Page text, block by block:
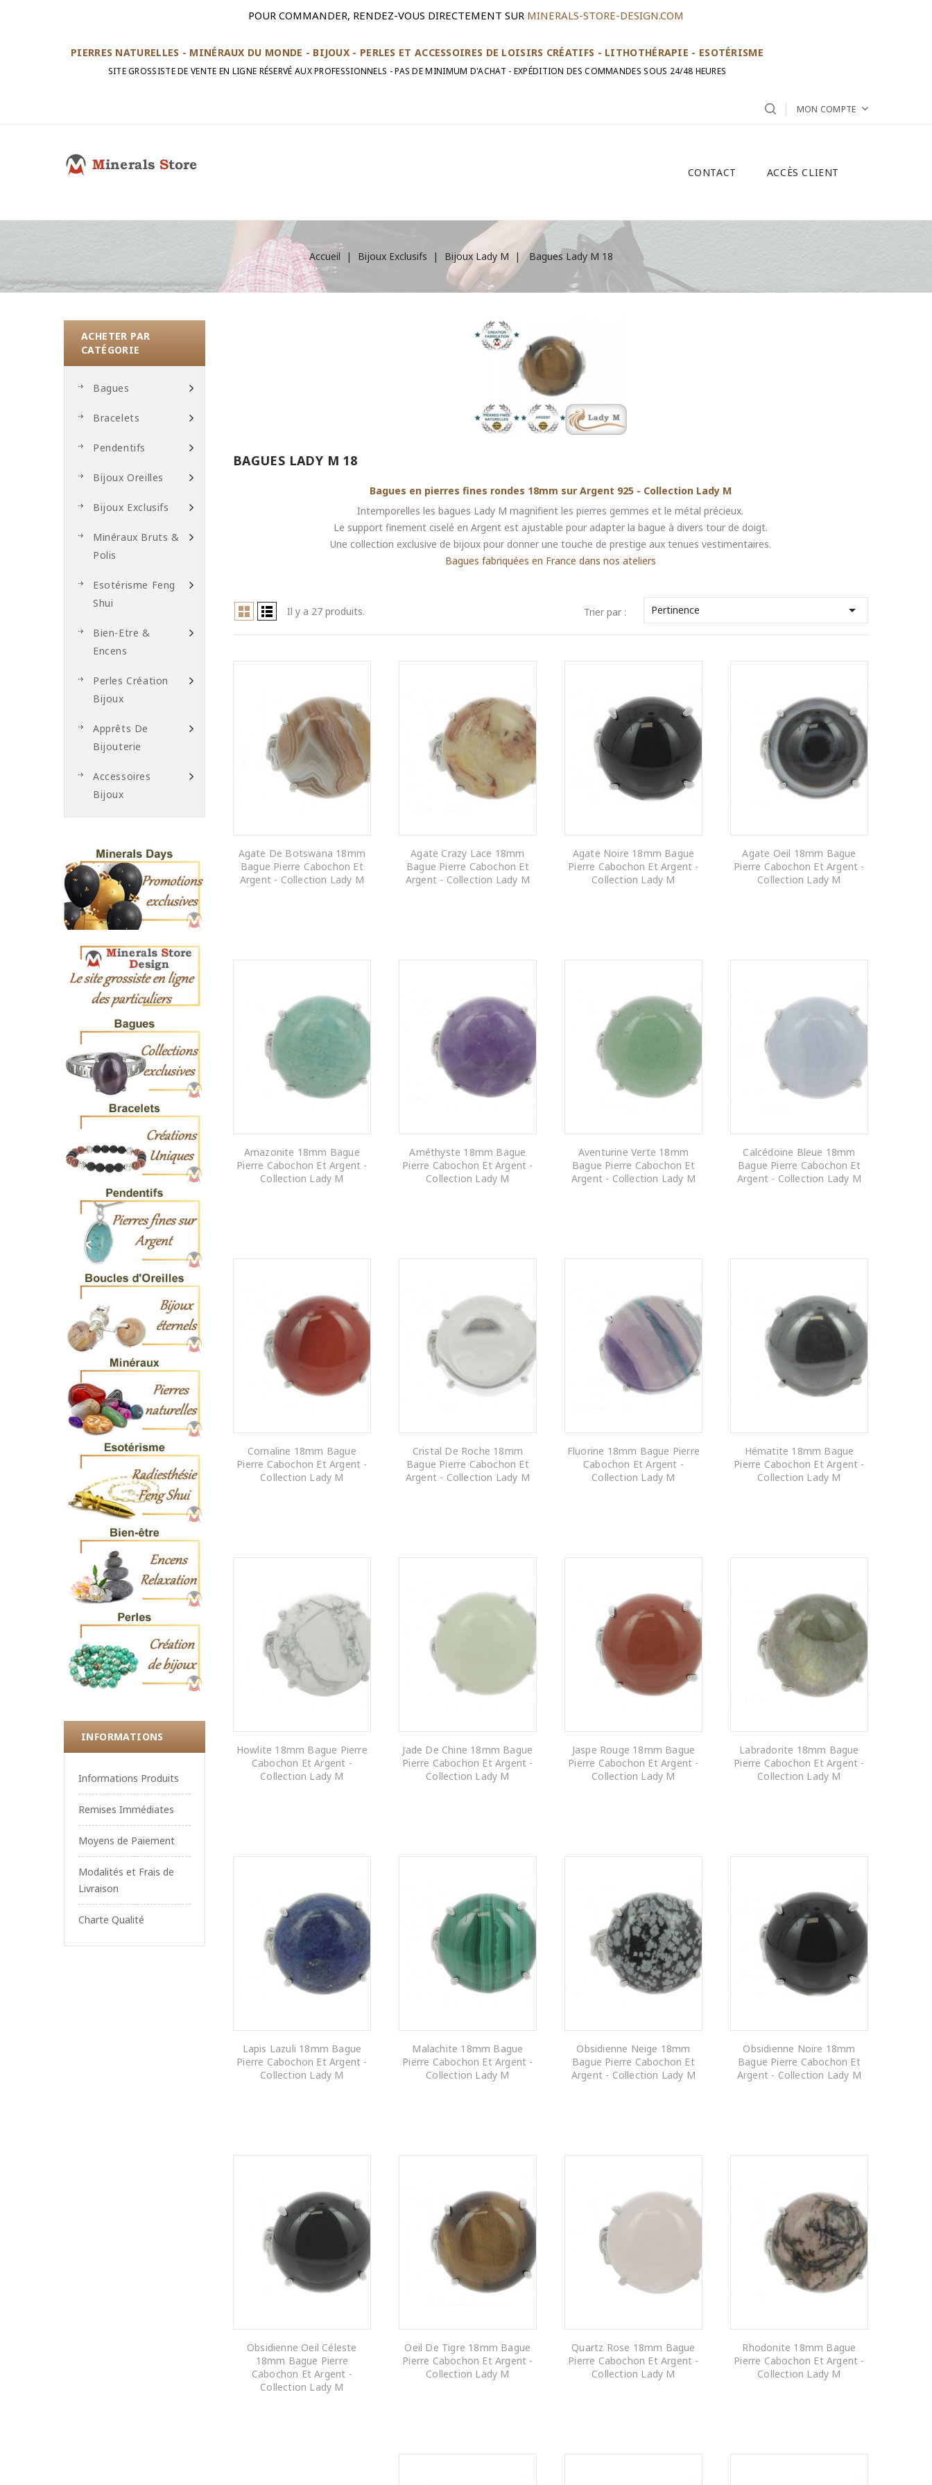
POUR COMMANDER, RENDEZ-VOUS DIRECTEMENT SUR MINERALS-STORE-DESIGN.COM
PIERRES NATURELLES - MINÉRAUX DU MONDE - BIJOUX - PERLES ET ACCESSOIRES DE LOISIRS CRÉATIFS - LITHOTHÉRAPIE - ESOTÉRISME
SITE GROSSISTE DE VENTE EN LIGNE RÉSERVÉ AUX PROFESSIONNELS - PAS DE MINIMUM D'ACHAT - EXPÉDITION DES COMMANDES SOUS 24/48 HEURES
MON COMPTE
CONTACT ACCÈS CLIENT
Accueil Bijoux Exclusifs Bijoux Lady M Bagues Lady M 18
ACHETER PAR
CATÉGORIE
Bagues
Bracelets
Pendentifs
Bijoux Oreilles
Bijoux Exclusifs
Minéraux Bruts &
Polis
Esotérisme Feng
Shui
Bien-Etre &
Encens
Perles Création
Bijoux
Apprêts De
Bijouterie
Accessoires
Bijoux
INFORMATIONS
Informations Produits
Remises Immédiates
Moyens de Paiement
Modalités et Frais de
Livraison
Charte Qualité
BAGUES LADY M 18
Bagues en pierres fines rondes 18mm sur Argent 925 - Collection Lady M
Intemporelles les bagues Lady M magnifient les pierres gemmes et le métal précieux.
Le support finement ciselé en Argent est ajustable pour adapter la bague à divers tour de doigt.
Une collection exclusive de bijoux pour donner une touche de prestige aux tenues vestimentaires.
Bagues fabriquées en France dans nos ateliers
Il y a 27 produits. Trier par : Pertinence 
Agate De Botswana 18mm
Bague Pierre Cabochon Et
Argent - Collection Lady M
Agate Crazy Lace 18mm
Bague Pierre Cabochon Et
Argent - Collection Lady M
Agate Noire 18mm Bague
Pierre Cabochon Et Argent -
Collection Lady M
Agate Oeil 18mm Bague
Pierre Cabochon Et Argent -
Collection Lady M
Amazonite 18mm Bague
Pierre Cabochon Et Argent -
Collection Lady M
Améthyste 18mm Bague
Pierre Cabochon Et Argent -
Collection Lady M
Aventurine Verte 18mm
Bague Pierre Cabochon Et
Argent - Collection Lady M
Calcédoine Bleue 18mm
Bague Pierre Cabochon Et
Argent - Collection Lady M
Cornaline 18mm Bague
Pierre Cabochon Et Argent -
Collection Lady M
Cristal De Roche 18mm
Bague Pierre Cabochon Et
Argent - Collection Lady M
Fluorine 18mm Bague Pierre
Cabochon Et Argent -
Collection Lady M
Hématite 18mm Bague
Pierre Cabochon Et Argent -
Collection Lady M
Howlite 18mm Bague Pierre
Cabochon Et Argent -
Collection Lady M
Jade De Chine 18mm Bague
Pierre Cabochon Et Argent -
Collection Lady M
Jaspe Rouge 18mm Bague
Pierre Cabochon Et Argent -
Collection Lady M
Labradorite 18mm Bague
Pierre Cabochon Et Argent -
Collection Lady M
Lapis Lazuli 18mm Bague
Pierre Cabochon Et Argent -
Collection Lady M
Malachite 18mm Bague
Pierre Cabochon Et Argent -
Collection Lady M
Obsidienne Neige 18mm
Bague Pierre Cabochon Et
Argent - Collection Lady M
Obsidienne Noire 18mm
Bague Pierre Cabochon Et
Argent - Collection Lady M
Obsidienne Oeil Céleste
18mm Bague Pierre
Cabochon Et Argent -
Collection Lady M
Oeil De Tigre 18mm Bague
Pierre Cabochon Et Argent -
Collection Lady M
Quartz Rose 18mm Bague
Pierre Cabochon Et Argent -
Collection Lady M
Rhodonite 18mm Bague
Pierre Cabochon Et Argent -
Collection Lady M